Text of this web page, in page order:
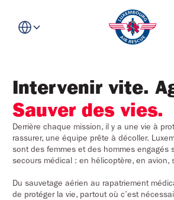
Intervenir vite.
Sauver des vies.
Derrière chaque mission, il y a une vie à
rassurer, une équipe prête à décoller.
sont des femmes et des hommes engagés
secours médical : en hélicoptère, en avion,
Du sauvetage aérien au rapatriement
de protéger la vie, partout où c’est